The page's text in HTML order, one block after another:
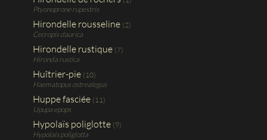
Ptyonoprone rupestris
Hirondelle rousseline (2)
Cecropis daurica
Hirondelle rustique (7)
Hironda rustica
Huîtrier-pie (10)
Haematopus ostrealegus
Huppe fasciée (11)
Upupa epops
Hypolaïs poliglotte (9)
Hypolais poliglotta